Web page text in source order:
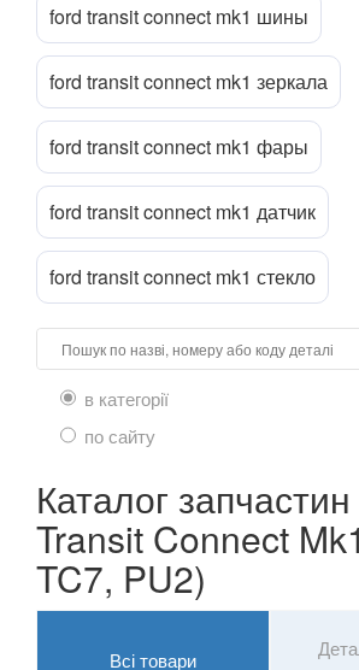
JEEP
KIA
LANCIA
LAND ROVER
LEXUS
MG
MASERATI
MAZDA
MERCEDES-BENZ
MITSUBISHI
NISSAN
ford transit connect mk1 шины
ford transit connect mk1 зеркала
ford transit connect mk1 фары
ford transit connect mk1 датчик
ford transit connect mk1 стекло
в категорії
по сайту
Каталог
Transit Connect
TC7, PU2)
Всі товари